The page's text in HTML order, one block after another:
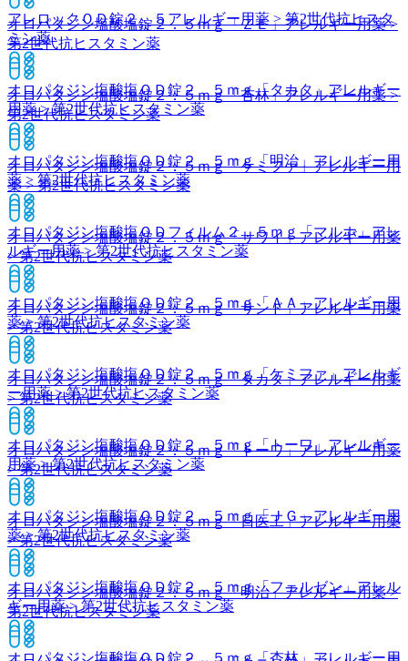
アレロックＯＤ錠２．５ アレルギー用薬 > 第2世代抗ヒスタ
ミン薬
オロパタジン塩酸塩ＯＤ錠２．５ｍｇ「タカタ」 アレルギー
用薬 > 第2世代抗ヒスタミン薬
オロパタジン塩酸塩ＯＤ錠２．５ｍｇ「明治」 アレルギー用
薬 > 第2世代抗ヒスタミン薬
オロパタジン塩酸塩ＯＤフィルム２．５ｍｇ「マルホ」 アレ
ルギー用薬 > 第2世代抗ヒスタミン薬
オロパタジン塩酸塩ＯＤ錠２．５ｍｇ「ＡＡ」アレルギー用
薬 > 第2世代抗ヒスタミン薬
オロパタジン塩酸塩ＯＤ錠２．５ｍｇ「ケミファ」 アレルギ
ー用薬 > 第2世代抗ヒスタミン薬
オロパタジン塩酸塩ＯＤ錠２．５ｍｇ「トーワ」 アレルギー
用薬 > 第2世代抗ヒスタミン薬
オロパタジン塩酸塩ＯＤ錠２．５ｍｇ「ＪＧ」アレルギー用
薬 > 第2世代抗ヒスタミン薬
オロパタジン塩酸塩ＯＤ錠２．５ｍｇ「フェルゼン」 アレル
ギー用薬 > 第2世代抗ヒスタミン薬
オロパタジン塩酸塩ＯＤ錠２．５ｍｇ「杏林」 アレルギー用
オロパタジン塩酸塩錠２．５ｍｇ「ＺＥ」アレルギー用薬 >
第2世代抗ヒスタミン薬
オロパタジン塩酸塩錠２．５ｍｇ「杏林」アレルギー用薬 >
第2世代抗ヒスタミン薬
オロパタジン塩酸塩錠２．５ｍｇ「ケミファ」アレルギー用
薬 > 第2世代抗ヒスタミン薬
オロパタジン塩酸塩錠２．５ｍｇ「サワイ」アレルギー用薬
> 第2世代抗ヒスタミン薬
オロパタジン塩酸塩錠２．５ｍｇ「サンド」アレルギー用薬
> 第2世代抗ヒスタミン薬
オロパタジン塩酸塩錠２．５ｍｇ「タカタ」アレルギー用薬
> 第2世代抗ヒスタミン薬
オロパタジン塩酸塩錠２．５ｍｇ「トーワ」アレルギー用薬
> 第2世代抗ヒスタミン薬
オロパタジン塩酸塩錠２．５ｍｇ「日医工」アレルギー用薬
> 第2世代抗ヒスタミン薬
オロパタジン塩酸塩錠２．５ｍｇ「明治」アレルギー用薬 >
第2世代抗ヒスタミン薬